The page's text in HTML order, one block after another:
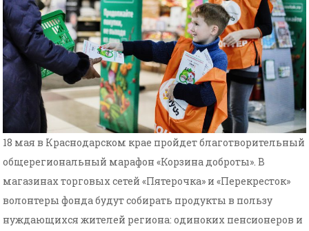
18 мая в Краснодарском крае пройдет благотворительный
общерегиональный марафон «Корзина доброты». В
магазинах торговых сетей «Пятерочка» и «Перекресток»
волонтеры фонда будут собирать продукты в пользу
нуждающихся жителей региона: одиноких пенсионеров и